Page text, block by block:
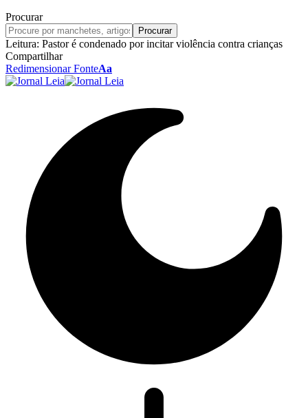
Procurar
Leitura: Pastor é condenado por incitar violência contra crianças
Compartilhar
Redimensionar FonteAa